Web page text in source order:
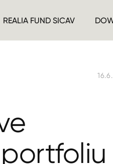
REALIA FUND SICAV